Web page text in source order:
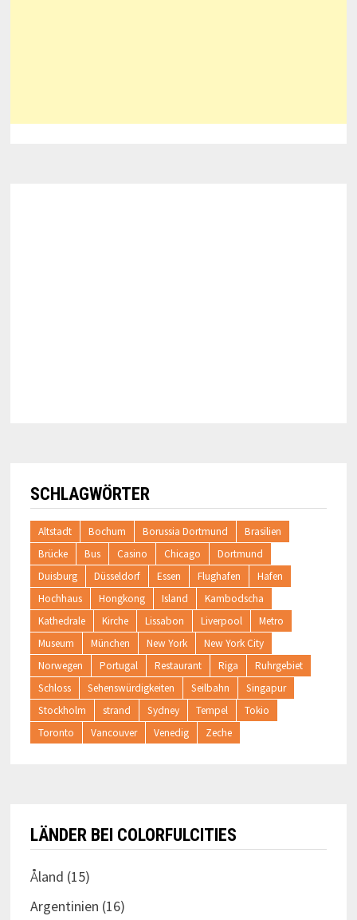
SCHLAGWÖRTER
Altstadt Bochum Borussia Dortmund
Brasilien
Brücke
Bus Casino Chicago
Dortmund
Duisburg
Düsseldorf Essen Flughafen
Hafen
Hochhaus
Hongkong Island
Kambodscha
Kathedrale
Kirche Lissabon Liverpool
Metro
Museum
München New York
New York City
Norwegen
Portugal Restaurant Riga
Ruhrgebiet
Schloss
Sehenswürdigkeiten Seilbahn
Singapur
Stockholm
strand Sydney Tempel
Tokio
Toronto
Vancouver Venedig Zeche
LÄNDER BEI COLORFULCITIES
Åland (15)
Argentinien (16)